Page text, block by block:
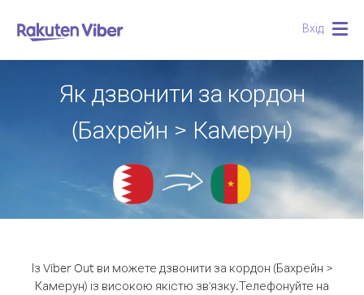
Вхід
Як дзвонити за кордон
(Бахрейн > Камерун)
Із Viber Out ви можете дзвонити за кордон (Бахрейн >
Камерун) із високою якістю зв'язку.Телефонуйте на